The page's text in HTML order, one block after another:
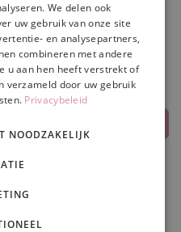
of korting
We delen ook
uw gebruik van onze site
en analysepartners,
combineren met andere
u aan hen heeft verstrekt of
verzameld door uw gebruik
Privacybeleid
NOODZAKELIJK